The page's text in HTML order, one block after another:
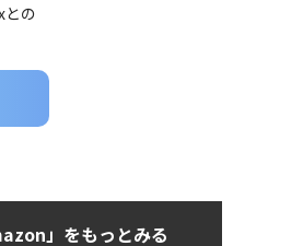
との
」をもっとみる